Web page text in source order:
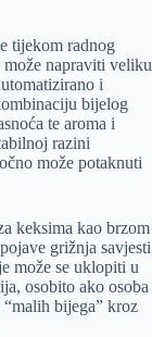
tijekom radnog
može napraviti veliku
i
bijelog
te aroma i
razini
može potaknuti
keksima kao brzom
grižnja savjesti
može se uklopiti u
osobito ako osoba
bijega” kroz